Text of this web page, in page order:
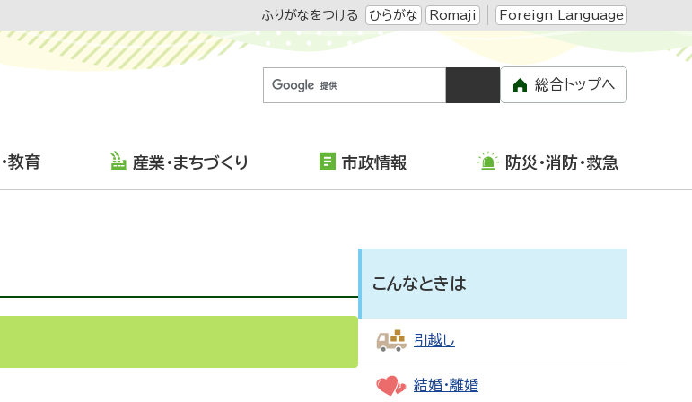
ふりがなをつける ひらがな Romaji Foreign Language
総合トップへ
教育 産業・まちづくり 市政情報 防災・消防・救急
こんなときは
引越し
結婚・離婚